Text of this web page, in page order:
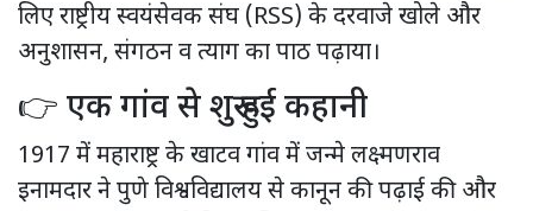
लिए राष्ट्रीय स्वयंसेवक संघ (RSS) के दरवाजे खोले और
अनुशासन, संगठन व त्याग का पाठ पढ़ाया।
👉 एक गांव से शुरू हुई कहानी
1917 में महाराष्ट्र के खाटव गांव में जन्मे लक्ष्मणराव
इनामदार ने पुणे विश्वविद्यालय से कानून की पढ़ाई की और